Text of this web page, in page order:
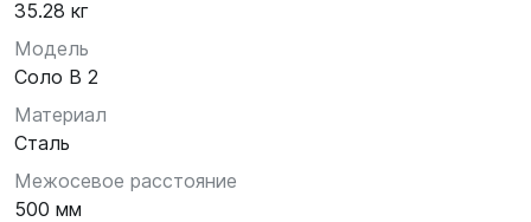
35.28 кг
Модель
Соло В 2
Материал
Сталь
Межосевое расстояние
500 мм